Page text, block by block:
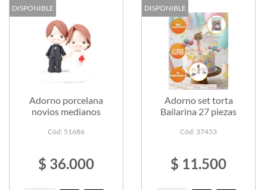
DISPONIBLE
Adorno porcelana
novios medianos
Cód: 51686
$ 36.000
DISPONIBLE
Adorno set torta
Bailarina 27 piezas
Cód: 37453
$ 11.500